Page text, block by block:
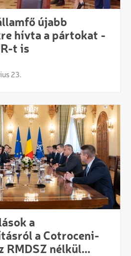
újabb
hívta a pártokat -
t is
23.
a
a Cotroceni-
RMDSZ nélkül...